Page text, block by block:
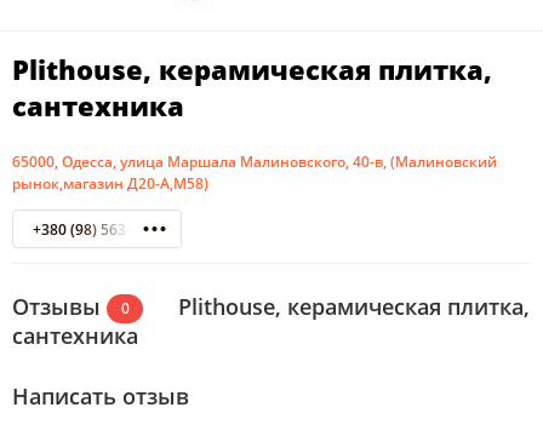
Plithouse, керамическая плитка,
сантехника
65000, Одесса, улица Маршала Малиновского, 40-в, (Малиновский
рынок,магазин Д20-А,М58)
+380 (98) 563-68-06
Отзывы 0
Plithouse, керамическая плитка,
сантехника
Написать отзыв